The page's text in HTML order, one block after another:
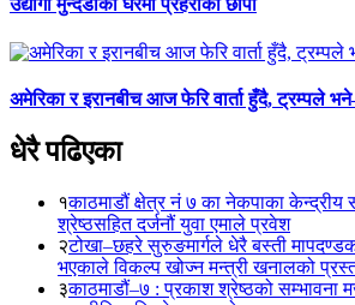
उद्योगी मुन्दडाको घरमा प्रहरीको छापा
अमेरिका र इरानबीच आज फेरि वार्ता हुँदै, ट्रम्पले
धेरै पढिएका
१काठमाडौं क्षेत्र नं ७ का नेकपाका केन्द्रीय
श्रेष्ठसहित दर्जनौं युवा एमाले प्रवेश
२टोखा–छहरे सुरुङमार्गले धेरै बस्ती
भएकाले विकल्प खोज्न मन्त्री खनालको
३काठमाडौं–७ : प्रकाश श्रेष्ठको सम्भावना